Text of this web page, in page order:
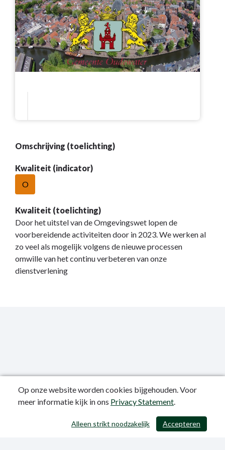
Omschrijving (toelichting)
Kwaliteit (indicator)
O
Kwaliteit (toelichting)
Door het uitstel van de Omgevingswet lopen de
voorbereidende activiteiten door in 2023. We werken al
zo veel als mogelijk volgens de nieuwe processen
omwille van het continu verbeteren van onze
dienstverlening
/ 403
Publicatiedatum: 12-06-2023
Op onze website worden cookies bijgehouden. Voor
meer informatie kijk in ons Privacy Statement.
Accepteren
Alleen strikt noodzakelijk